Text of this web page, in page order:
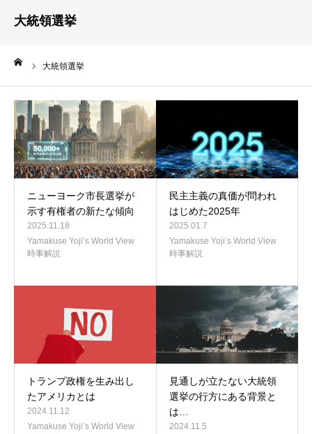
大統領選挙
大統領選挙
ニューヨーク市長選挙が
示す有権者の新たな傾向
2025.11.18
Yamakuse Yoji’s World View
時事解説
民主主義の真価が問われ
はじめた2025年
2025.01.7
Yamakuse Yoji’s World View
時事解説
トランプ政権を生み出し
たアメリカとは
2024.11.12
Yamakuse Yoji’s World View
見通しが立たない大統領
選挙の行方にある背景と
は…
2024.11.5